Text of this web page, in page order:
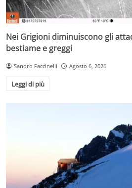
Nei Grigioni diminuiscono gli
bestiame e greggi
Sandro Faccinelli Agosto 6, 2026
Leggi di più